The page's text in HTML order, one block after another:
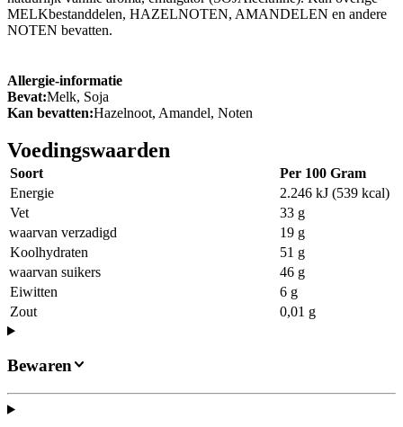
MELKbestanddelen, HAZELNOTEN, AMANDELEN en andere
NOTEN bevatten.
Allergie-informatie
Bevat:Melk, Soja
Kan bevatten:Hazelnoot, Amandel, Noten
Voedingswaarden
Soort
Per 100 Gram
Energie
2.246 kJ (539 kcal)
Vet
33 g
waarvan verzadigd
19 g
Koolhydraten
51 g
waarvan suikers
46 g
Eiwitten
6 g
Zout
0,01 g
Bewaren